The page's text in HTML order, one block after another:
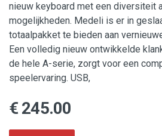
nieuw keyboard met een diversiteit
mogelijkheden. Medeli is er in
totaalpakket te bieden aan
Een volledig nieuw ontwikkelde
de hele A-serie, zorgt voor een
speelervaring. USB,
€ 245.00